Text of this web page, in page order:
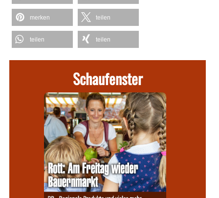
merken teilen
teilen teilen
Schaufenster